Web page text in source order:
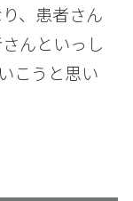
、患者さん
んといっし
こうと思い